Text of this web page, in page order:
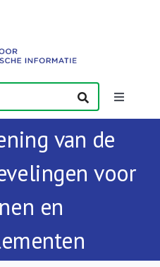
Toggle
van de
voor
en